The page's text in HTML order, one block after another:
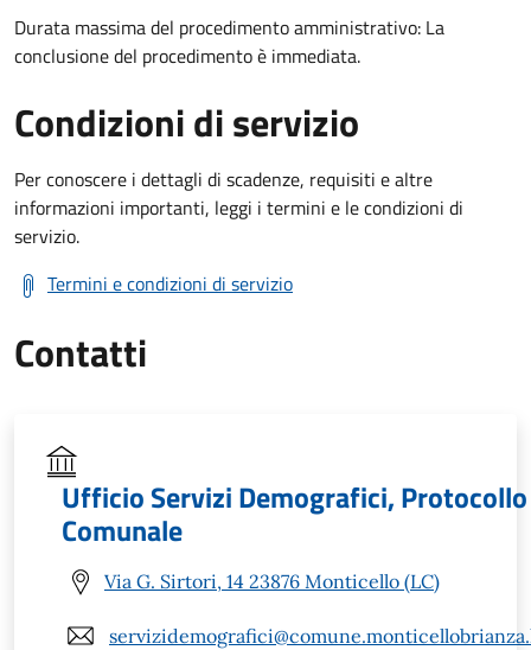
Durata massima del procedimento amministrativo: La
conclusione del procedimento è immediata.
Condizioni di servizio
Per conoscere i dettagli di scadenze, requisiti e altre
informazioni importanti, leggi i termini e le condizioni di
servizio.
Termini e condizioni di servizio
Contatti
Ufficio Servizi Demografici,
Comunale
Via G. Sirtori, 14 23876 Monticello (LC)